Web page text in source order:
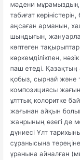
мәдени мұрамыздың
табиғат
аңсаған арманын,
шындығын,
көптеген
көркемділікпен,
паш етеді.
қобыз, сырнай және
композициясы
ұлттық колоритке
жағынан айқын
жанрының өзегі де
дүниесі Ұлт
сұранысына
ұранына айналған